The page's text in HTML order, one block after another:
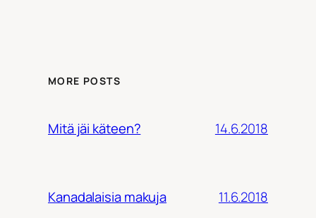
MORE POSTS
Mitä jäi käteen? 14.6.2018
Kanadalaisia makuja 11.6.2018